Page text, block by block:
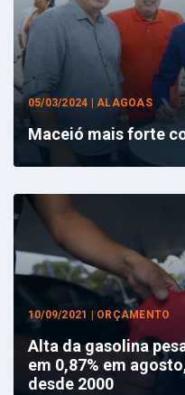
05/03/2024 | ALAGOAS
Maceió mais forte
10/09/2021 | ORÇAMENTO
Alta da gasolina
em 0,87% em
desde 2000